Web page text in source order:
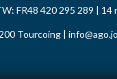
FR48 420 295 289 | 14
Tourcoing |